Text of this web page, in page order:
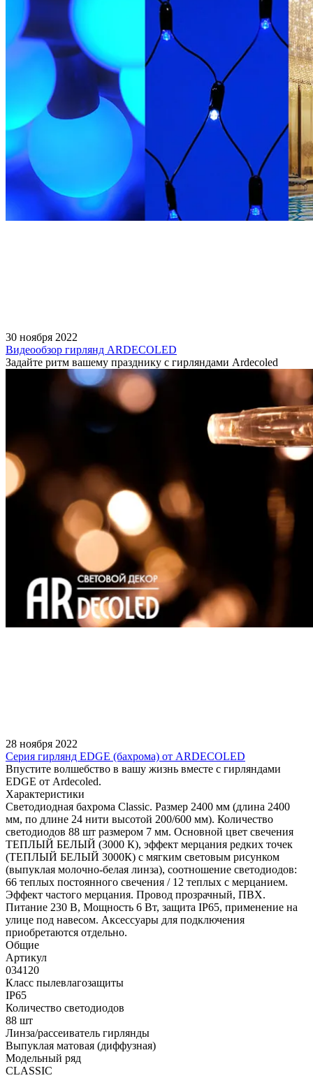
30 ноября 2022
Видеообзор гирлянд ARDECOLED
Задайте ритм вашему празднику с гирляндами Ardecoled
28 ноября 2022
Серия гирлянд EDGE (бахрома) от ARDECOLED
Впустите волшебство в вашу жизнь вместе с гирляндами
EDGE от Ardecoled.
Характеристики
Светодиодная бахрома Classic. Размер 2400 мм (длина 2400
мм, по длине 24 нити высотой 200/600 мм). Количество
светодиодов 88 шт размером 7 мм. Основной цвет свечения
ТЕПЛЫЙ БЕЛЫЙ (3000 К), эффект мерцания редких точек
(ТЕПЛЫЙ БЕЛЫЙ 3000К) с мягким световым рисунком
(выпуклая молочно-белая линза), соотношение светодиодов:
66 теплых постоянного свечения / 12 теплых с мерцанием.
Эффект частого мерцания. Провод прозрачный, ПВХ.
Питание 230 В, Мощность 6 Вт, защита IP65, применение на
улице под навесом. Аксессуары для подключения
приобретаются отдельно.
Общие
Артикул
034120
Класс пылевлагозащиты
IP65
Количество светодиодов
88 шт
Линза/рассеиватель гирлянды
Выпуклая матовая (диффузная)
Модельный ряд
CLASSIC